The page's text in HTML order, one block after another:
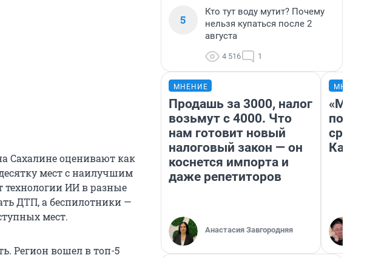
Сахалине оценивают как
мест с наилучшим
технологии ИИ в разные
ДТП, а беспилотники —
мест.
Регион вошел в топ-5
5
Кто тут воду мутит? Почему
нельзя купаться после 2
августа
4 516 1
МНЕНИЕ
Продашь за 3000, налог
возьмут с 4000. Что
нам готовит новый
налоговый закон — он
коснется импорта и
даже репетиторов
Анастасия Завгородняя